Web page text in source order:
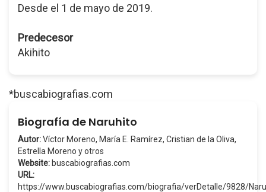
Desde el 1 de mayo de 2019.
Predecesor
Akihito
*buscabiografias.com
Biografía de Naruhito
Autor:Víctor Moreno, María E. Ramírez, Cristian de la Oliva,
Estrella Moreno y otros
Website: buscabiografias.com
URL:
https://www.buscabiografias.com/biografia/verDetalle/9828/